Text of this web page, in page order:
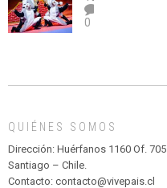
el
abuso”
TEATRO
Y
MADAGASCAR
PARQUE
HURATDO
0
QUIÉNES SOMOS
Dirección: Huérfanos 1160 Of. 705
Santiago – Chile.
Contacto: contacto@vivepais.cl